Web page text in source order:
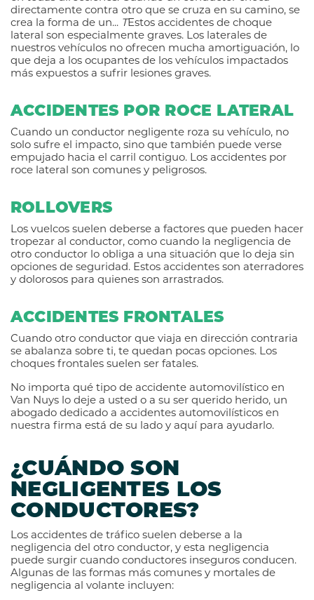
directamente contra otro que se cruza en su camino, se
crea la forma de un... TEstos accidentes de choque
lateral son especialmente graves. Los laterales de
nuestros vehículos no ofrecen mucha amortiguación, lo
que deja a los ocupantes de los vehículos impactados
más expuestos a sufrir lesiones graves.
ACCIDENTES POR ROCE LATERAL
Cuando un conductor negligente roza su vehículo, no
solo sufre el impacto, sino que también puede verse
empujado hacia el carril contiguo. Los accidentes por
roce lateral son comunes y peligrosos.
ROLLOVERS
Los vuelcos suelen deberse a factores que pueden hacer
tropezar al conductor, como cuando la negligencia de
otro conductor lo obliga a una situación que lo deja sin
opciones de seguridad. Estos accidentes son aterradores
y dolorosos para quienes son arrastrados.
ACCIDENTES FRONTALES
Cuando otro conductor que viaja en dirección contraria
se abalanza sobre ti, te quedan pocas opciones. Los
choques frontales suelen ser fatales.
No importa qué tipo de accidente automovilístico en
Van Nuys lo deje a usted o a su ser querido herido, un
abogado dedicado a accidentes automovilísticos en
nuestra firma está de su lado y aquí para ayudarlo.
¿CUÁNDO SON
NEGLIGENTES LOS
CONDUCTORES?
Los accidentes de tráfico suelen deberse a la
negligencia del otro conductor, y esta negligencia
puede surgir cuando conductores inseguros conducen.
Algunas de las formas más comunes y mortales de
negligencia al volante incluyen: